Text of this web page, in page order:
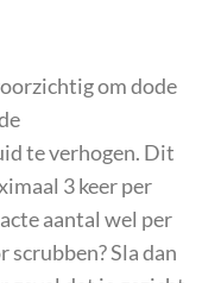
om dode
te verhogen. Dit
3 keer per
aantal wel per
scrubben? Sla dan